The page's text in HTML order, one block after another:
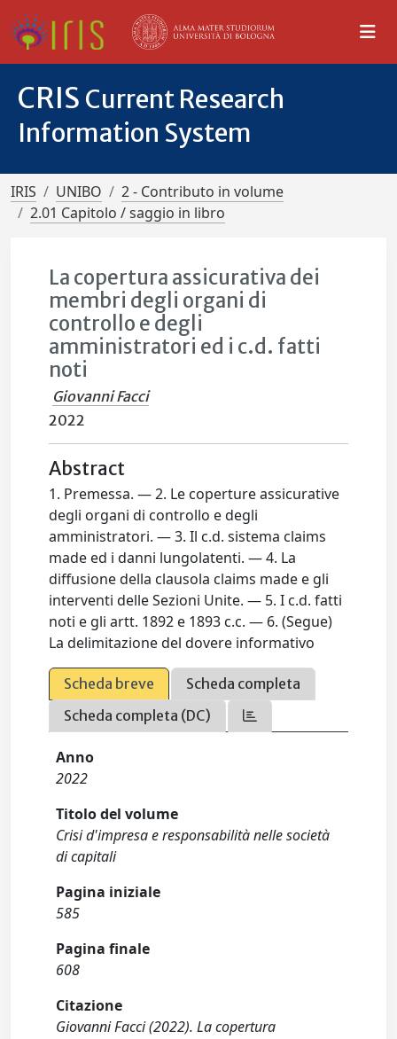
CRIS Current Research
Information System
IRIS UNIBO
2 - Contributo in volume
2.01 Capitolo / saggio in libro
La copertura assicurativa dei
membri degli organi di
controllo e degli
amministratori ed i c.d. fatti
noti
Giovanni Facci
2022
Abstract
1. Premessa. — 2. Le coperture assicurative
degli organi di controllo e degli
amministratori. — 3. Il c.d. sistema claims
made ed i danni lungolatenti. — 4. La
diffusione della clausola claims made e gli
interventi delle Sezioni Unite. — 5. I c.d. fatti
noti e gli artt. 1892 e 1893 c.c. — 6. (Segue)
La delimitazione del dovere informativo
Scheda breve
Scheda completa
Scheda completa (DC)
Anno
2022
Titolo del volume
Crisi d'impresa e responsabilità nelle società
di capitali
Pagina iniziale
585
Pagina finale
608
Citazione
Giovanni Facci (2022). La copertura